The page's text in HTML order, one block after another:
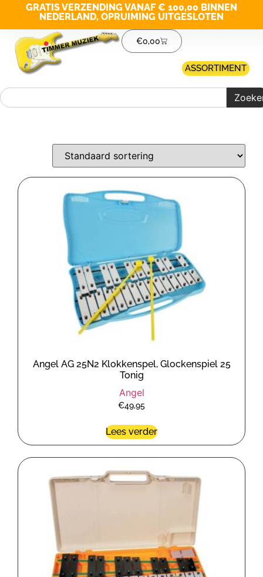
GRATIS VERZENDING VANAF € 100,00 BINNEN
NEDERLAND, OPRUIMING UITGESLOTEN
€0,00
ASSORTIMENT
Merk filter
Angel AG 25N2 Klokkenspel, Glockenspiel 25
Tonig
Angel
€49,95
Lees verder